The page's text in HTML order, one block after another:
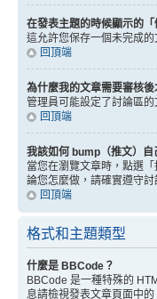
在發表主題的時候顯示的
這允許您保存一個未完成
回頂端
為什麼我的文章需要審核後
管理員可能設定了討論區
回頂端
我該如何 bump（推文）自
當您在瀏覽文章時，點選
論您怎麼做，請確實遵守討
回頂端
格式和主題類型
什麼是 BBCode？
BBCode 是一種特殊的
息請檢視發表文章頁面中的